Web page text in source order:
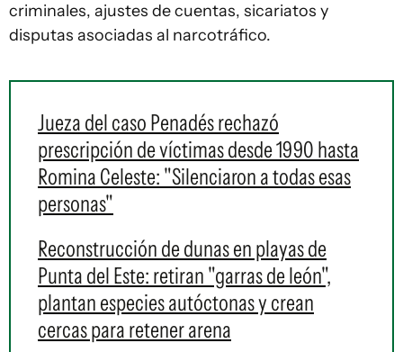
criminales, ajustes de cuentas, sicariatos y
disputas asociadas al narcotráfico.
Jueza del caso Penadés rechazó
prescripción de víctimas desde 1990 hasta
Romina Celeste: "Silenciaron a todas esas
personas"
Reconstrucción de dunas en playas de
Punta del Este: retiran "garras de león",
plantan especies autóctonas y crean
cercas para retener arena